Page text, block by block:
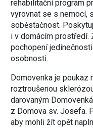
rehabilitační program
vyrovnat se s nemocí,
soběstačnost.
i v domácím prostředí.
pochopení
osobnosti.
Domovenka je poukaz
roztroušenou
darovaným
z Domova sv. Josefa.
aby mohli žít opět